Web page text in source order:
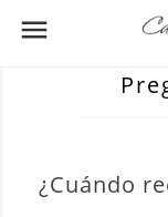

¿Cuándo